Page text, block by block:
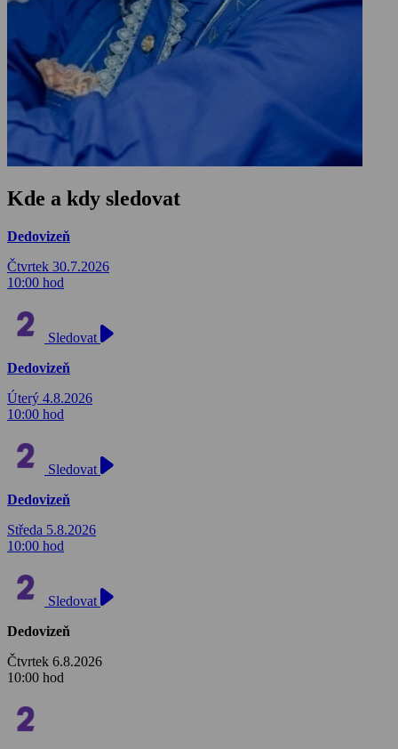
Kde a kdy sledovat
Dedovizeň
Čtvrtek 30.7.2026
10:00 hod
Sledovat
Dedovizeň
Úterý 4.8.2026
10:00 hod
Sledovat
Dedovizeň
Středa 5.8.2026
10:00 hod
Sledovat
Dedovizeň
Čtvrtek 6.8.2026
10:00 hod